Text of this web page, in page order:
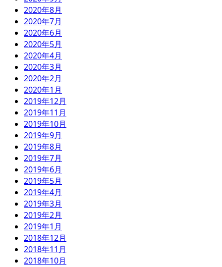
2020年8月
2020年7月
2020年6月
2020年5月
2020年4月
2020年3月
2020年2月
2020年1月
2019年12月
2019年11月
2019年10月
2019年9月
2019年8月
2019年7月
2019年6月
2019年5月
2019年4月
2019年3月
2019年2月
2019年1月
2018年12月
2018年11月
2018年10月